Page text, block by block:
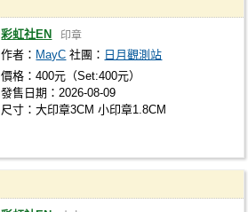
彩虹社EN 印章
作者： MayC 社團： 日月觀測站
價格：400元（Set:400元）
發售日期：2026-08-09
尺寸：大印章3CM 小印章1.8CM